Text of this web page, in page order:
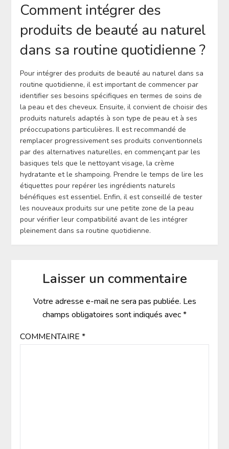
Comment intégrer des
produits de beauté au naturel
dans sa routine quotidienne ?
Pour intégrer des produits de beauté au naturel dans sa
routine quotidienne, il est important de commencer par
identifier ses besoins spécifiques en termes de soins de
la peau et des cheveux. Ensuite, il convient de choisir des
produits naturels adaptés à son type de peau et à ses
préoccupations particulières. Il est recommandé de
remplacer progressivement ses produits conventionnels
par des alternatives naturelles, en commençant par les
basiques tels que le nettoyant visage, la crème
hydratante et le shampoing. Prendre le temps de lire les
étiquettes pour repérer les ingrédients naturels
bénéfiques est essentiel. Enfin, il est conseillé de tester
les nouveaux produits sur une petite zone de la peau
pour vérifier leur compatibilité avant de les intégrer
pleinement dans sa routine quotidienne.
Laisser un commentaire
Votre adresse e-mail ne sera pas publiée. Les
champs obligatoires sont indiqués avec*
COMMENTAIRE *